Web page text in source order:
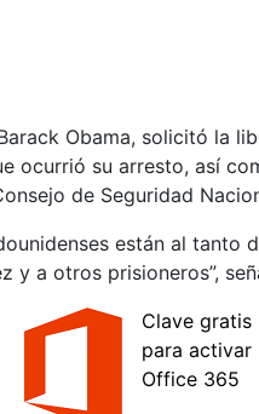
Obama, solicitó la
ocurrió su arresto, así
de Seguridad
están al
y a otros prisioneros”,